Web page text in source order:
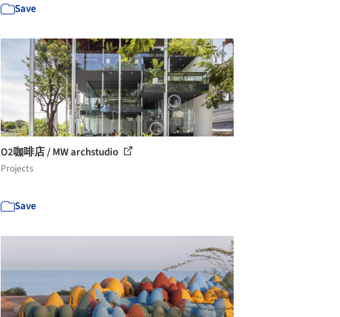
Save
O2咖啡店 / MW archstudio
Projects
Save